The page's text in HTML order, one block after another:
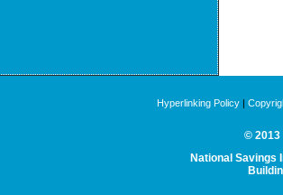
Hyperlinking Policy |
© 2013
National Savings